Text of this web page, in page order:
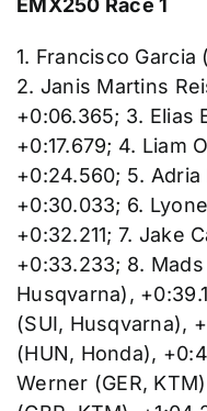
EMX250 Race 1
1. Francisco Garcia
2. Janis Martins
+0:06.365; 3. Elias
+0:17.679; 4. Liam
+0:24.560; 5. Adria
+0:30.033; 6.
+0:32.211; 7. Jake
+0:33.233; 8.
Husqvarna),
(SUI, Husqvarna),
(HUN, Honda),
Werner (GER,